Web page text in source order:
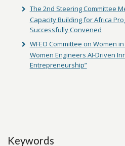
The 2nd Steering Committee
Capacity Building for Africa
Successfully Convened
WFEO Committee on Women
Women Engineers AI-Driven
Entrepreneurship”
Keywords